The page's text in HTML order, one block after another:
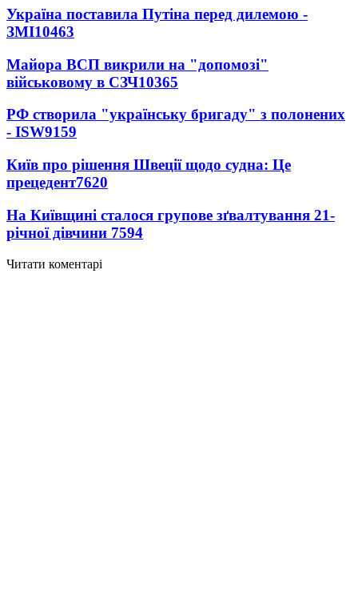
Україна поставила Путіна перед дилемою -
ЗМІ10463
Майора ВСП викрили на "допомозі"
військовому в СЗЧ10365
РФ створила "українську бригаду" з полонених
- ISW9159
Київ про рішення Швеції щодо судна: Це
прецедент7620
На Київщині сталося групове зґвалтування 21-
річної дівчини 7594
Читати коментарі